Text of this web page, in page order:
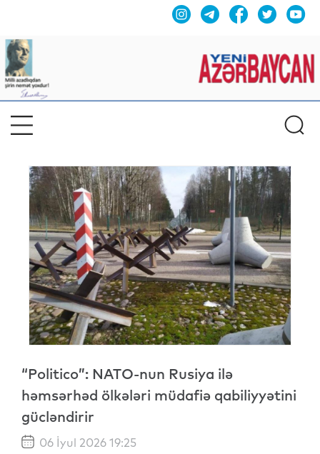
“Politico”: NATO-nun Rusiya ilə
həmsərhəd ölkələri müdafiə qabiliyyətini
gücləndirir
06 İyul 2026 19:25